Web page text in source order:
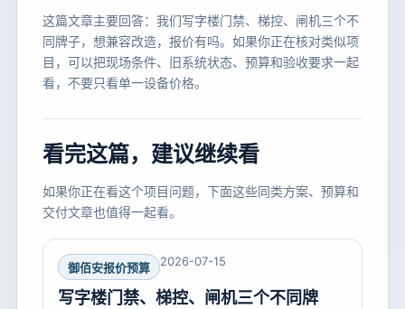
这篇文章主要回答：我们写字楼门禁、梯控、闸机三个不
同牌子，想兼容改造，报价有吗。如果你正在核对类似项
目，可以把现场条件、旧系统状态、预算和验收要求一起
看，不要只看单一设备价格。
看完这篇，建议继续看
如果你正在看这个项目问题，下面这些同类方案、预算和
交付文章也值得一起看。
御佰安报价预算 2026-07-15
写字楼门禁、梯控、闸机三个不同牌